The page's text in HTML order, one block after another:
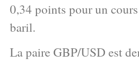
0,34 points pour un
baril.
La paire GBP/USD est